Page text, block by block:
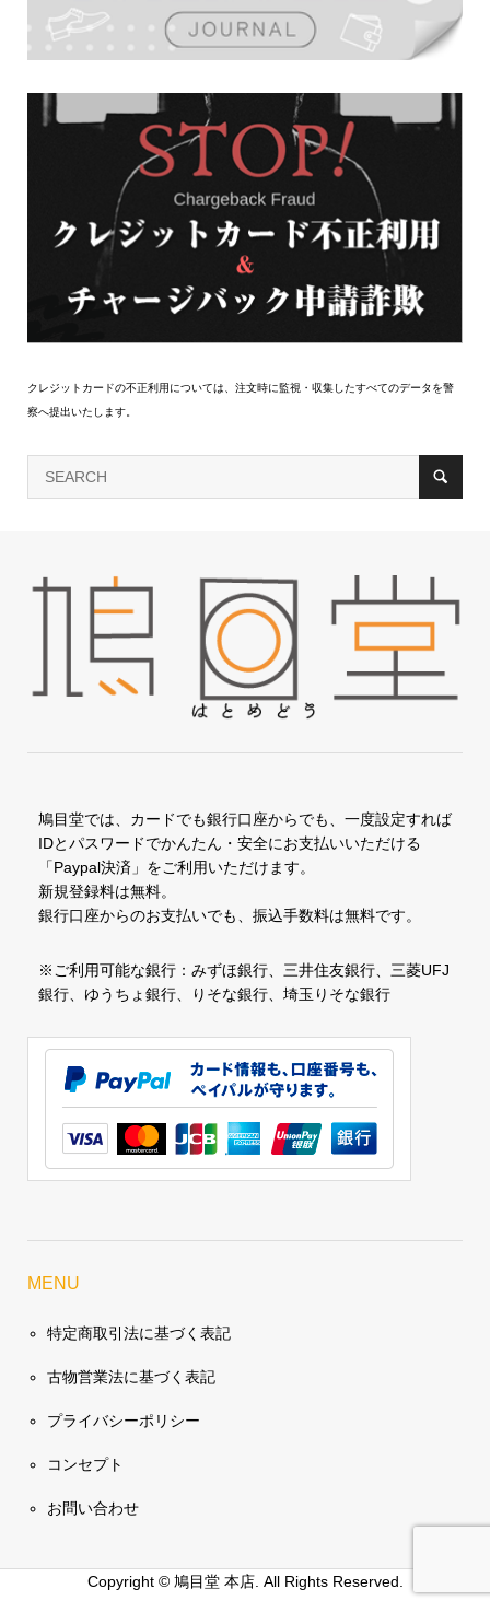
クレジットカードの不正利用については、注文時に監視・収集したすべてのデータを警
察へ提出いたします。
鳩目堂では、カードでも銀行口座からでも、一度設定すれば
IDとパスワードでかんたん・安全にお支払いいただける
「Paypal決済」をご利用いただけます。
新規登録料は無料。
銀行口座からのお支払いでも、振込手数料は無料です。
※ご利用可能な銀行：みずほ銀行、三井住友銀行、三菱UFJ
銀行、ゆうちょ銀行、りそな銀行、埼玉りそな銀行
MENU
特定商取引法に基づく表記
古物営業法に基づく表記
プライバシーポリシー
コンセプト
お問い合わせ
Copyright ©鳩目堂 本店. All Rights Reserved.